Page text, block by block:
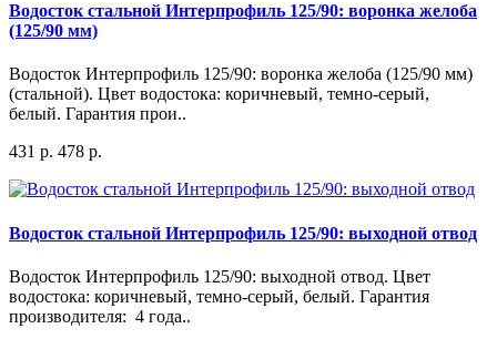
Водосток стальной Интерпрофиль 125/90: воронка желоба
(125/90 мм)
Водосток Интерпрофиль 125/90: воронка желоба (125/90 мм)
(стальной). Цвет водостока: коричневый, темно-серый,
белый. Гарантия прои..
431 р. 478 р.
Водосток стальной Интерпрофиль 125/90: выходной отвод
Водосток Интерпрофиль 125/90: выходной отвод. Цвет
водостока: коричневый, темно-серый, белый. Гарантия
производителя: 4 года..